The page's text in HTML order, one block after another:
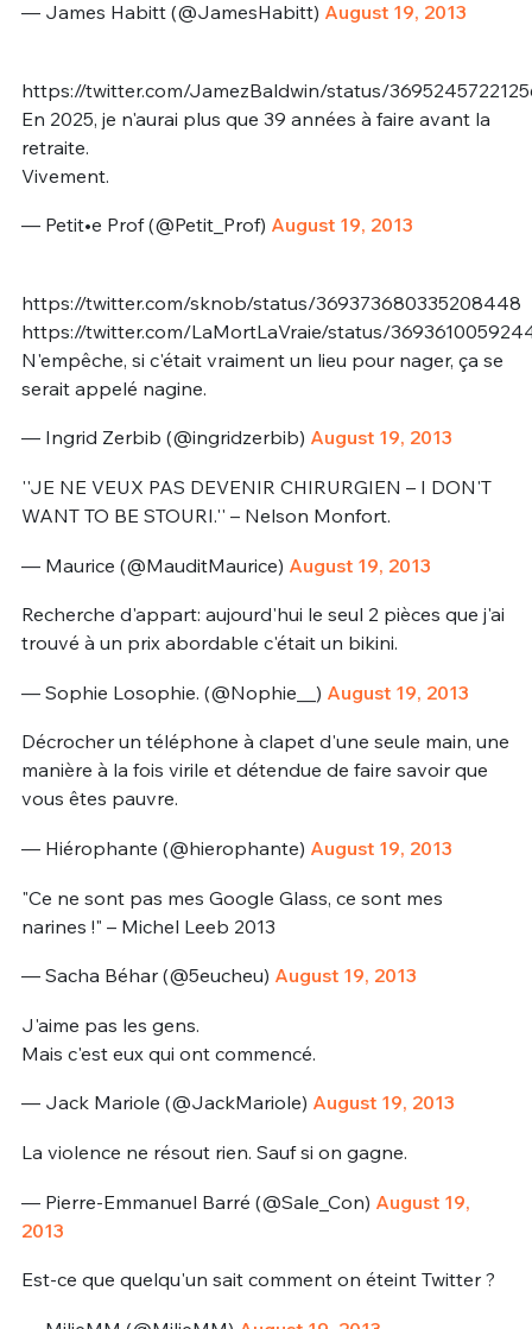
— James Habitt (@JamesHabitt) August 19, 2013
https://twitter.com/JamezBaldwin/status/
En 2025, je n'aurai plus que 39 années à faire avant la
retraite.
Vivement.
— Petit•e Prof (@Petit_Prof) August 19, 2013
https://twitter.com/sknob/status/369373680335208448
https://twitter.com/LaMortLaVraie/status/
N'empêche, si c'était vraiment un lieu pour nager, ça se
serait appelé nagine.
— Ingrid Zerbib (@ingridzerbib) August 19, 2013
''JE NE VEUX PAS DEVENIR CHIRURGIEN – I DON'T
WANT TO BE STOURI.'' – Nelson Monfort.
— Maurice (@MauditMaurice) August 19, 2013
Recherche d'appart: aujourd'hui le seul 2 pièces que j'ai
trouvé à un prix abordable c'était un bikini.
— Sophie Losophie. (@Nophie__) August 19, 2013
Décrocher un téléphone à clapet d'une seule main, une
manière à la fois virile et détendue de faire savoir que
vous êtes pauvre.
— Hiérophante (@hierophante) August 19, 2013
"Ce ne sont pas mes Google Glass, ce sont mes
narines !" – Michel Leeb 2013
— Sacha Béhar (@5eucheu) August 19, 2013
J'aime pas les gens.
Mais c'est eux qui ont commencé.
— Jack Mariole (@JackMariole) August 19, 2013
La violence ne résout rien. Sauf si on gagne.
— Pierre-Emmanuel Barré (@Sale_Con) August 19,
2013
Est-ce que quelqu'un sait comment on éteint Twitter ?